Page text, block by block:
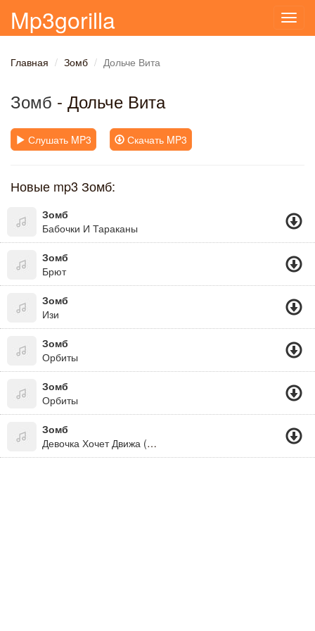
Mp3gorilla
Главная Зомб Дольче Вита
Зомб - Дольче Вита
Слушать MP3 Скачать MP3
Новые mp3 Зомб:
Зомб
Бабочки И Тараканы
Зомб
Брют
Зомб
Изи
Зомб
Орбиты
Зомб
Орбиты
Зомб
Девочка Хочет Движа (Альбомы Русского Рэпа)